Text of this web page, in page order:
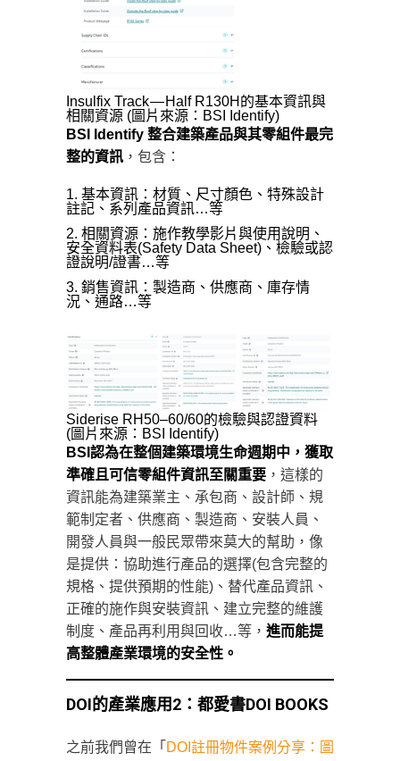
Insulfix Track — Half R130H的基本資訊與
相關資源 (圖片來源：BSI Identify)
BSI Identify 整合建築產品與其零組件最完
整的資訊 ，包含：
基本資訊：材質、尺寸顏色、特殊設計
註記、系列產品資訊…等
相關資源：施作教學影片與使用說明、
安全資料表(Safety Data Sheet)、檢驗或認
證說明/證書…等
銷售資訊：製造商、供應商、庫存情
況、通路…等
Siderise RH50–60/60的檢驗與認證資料
(圖片來源：BSI Identify)
BSI認為在整個建築環境生命週期中，獲取
準確且可信零組件資訊至關重要 ，這樣的
資訊能為建築業主、承包商、設計師、規
範制定者、供應商、製造商、安裝人員、
開發人員與一般民眾帶來莫大的幫助，像
是提供：協助進行產品的選擇(包含完整的
規格、提供預期的性能)、替代產品資訊、
正確的施作與安裝資訊、建立完整的維護
制度、產品再利用與回收…等， 進而能提
高整體產業環境的安全性。
DOI的產業應用2：都愛書DOI BOOKS
之前我們曾在「 DOI註冊物件案例分享：圖